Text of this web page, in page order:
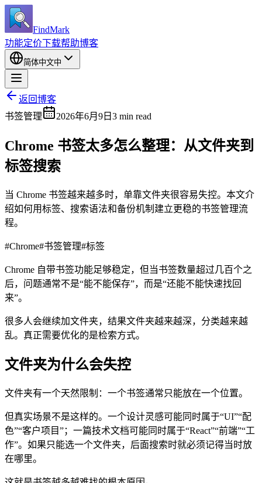
FindMark
功能定价下载帮助博客
简体中文中
返回博客
书签管理
2026年6月9日 3 min read
Chrome 书签太多怎么整理：从文件夹到
标签搜索
当 Chrome 书签越来越多时，单靠文件夹很容易失控。本文介
绍如何用标签、搜索语法和备份机制建立更稳的书签管理流
程。
#Chrome#书签管理#标签
Chrome 自带书签功能足够稳定，但当书签数量超过几百个之
后，问题通常不是“能不能保存”，而是“还能不能快速找回
来”。
很多人会继续加文件夹，结果文件夹越来越深，分类越来越
乱。真正需要优化的是检索方式。
文件夹为什么会失控
文件夹有一个天然限制：一个书签通常只能放在一个位置。
但真实场景不是这样的。一个设计灵感可能同时属于“UI”“配
色”“客户项目”；一篇技术文档可能同时属于“React”“前端”“工
作”。如果只能选一个文件夹，后面搜索时就必须记得当时放
在哪里。